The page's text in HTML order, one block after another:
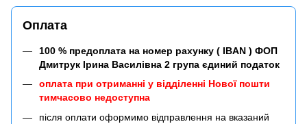
Оплата
100 % предоплата на номер рахунку ( IBAN ) ФОП
Дмитрук Ірина Василівна 2 група єдиний податок
оплата при отриманні у відділенні Нової пошти
тимчасово недоступна
після оплати оформимо відправлення на вказаний